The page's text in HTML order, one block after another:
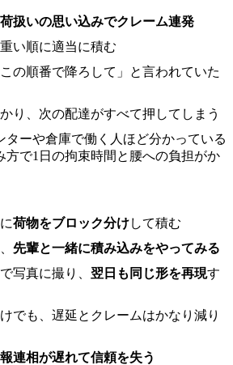
扱いの思い込みでクレーム連発
い順に適当に積む
の順番で降ろして」と言われていた
り、次の配達がすべて押してしまう
ターや倉庫で働く人ほど分かっている
方で1日の拘束時間と腰への負担がか
荷物をブロック分けして積む
先輩と一緒に積み込みをやってみる
写真に撮り、 翌日も同じ形を再現す
でも、遅延とクレームはかなり減り
連相が遅れて信頼を失う